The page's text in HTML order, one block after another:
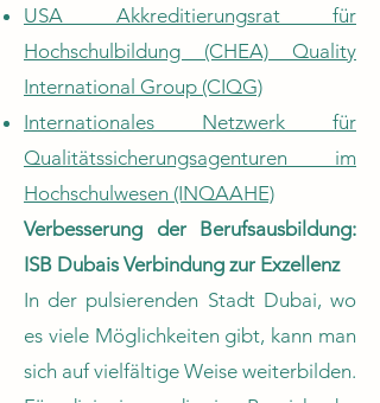
USA Akkreditierungsrat für
Hochschulbildung (CHEA) Quality
International Group (CIQG)
Internationales Netzwerk für
Qualitätssicherungsagenturen im
Hochschulwesen (INQAAHE)
Verbesserung der Berufsausbildung:
ISB Dubais Verbindung zur Exzellenz
In der pulsierenden Stadt Dubai, wo
es viele Möglichkeiten gibt, kann man
sich auf vielfältige Weise weiterbilden.